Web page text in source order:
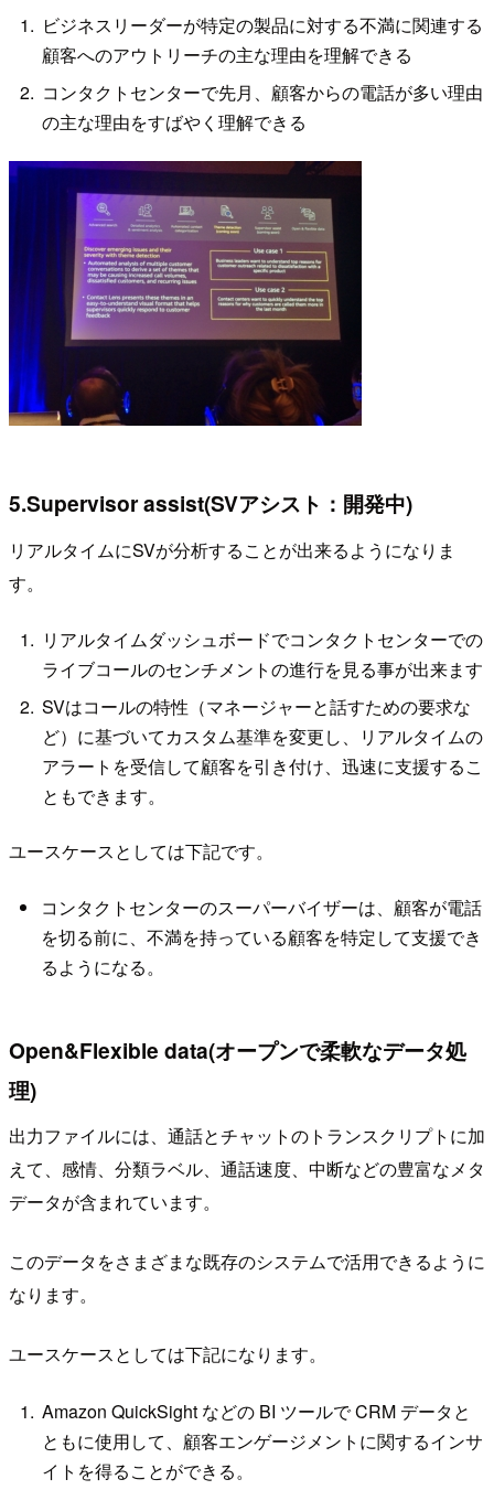
ビジネスリーダーが特定の製品に対する不満に関連する
顧客へのアウトリーチの主な理由を理解できる
コンタクトセンターで先月、顧客からの電話が多い理由
の主な理由をすばやく理解できる
5.Supervisor assist(SVアシスト：開発中)
リアルタイムにSVが分析することが出来るようになりま
す。
リアルタイムダッシュボードでコンタクトセンターでの
ライブコールのセンチメントの進行を見る事が出来ます
SVはコールの特性（マネージャーと話すための要求な
ど）に基づいてカスタム基準を変更し、リアルタイムの
アラートを受信して​​顧客を引き付け、迅速に支援するこ
ともできます。
ユースケースとしては下記です。
コンタクトセンターのスーパーバイザーは、顧客が電話
を切る前に、不満を持っている顧客を特定して支援でき
るようになる。
Open&Flexible data(オープンで柔軟なデータ処
理)
出力ファイルには、通話とチャットのトランスクリプトに加
えて、感情、分類ラベル、通話速度、中断などの豊富なメタ
データが含まれています。
このデータをさまざまな既存のシステムで活用できるように
なります。
ユースケースとしては下記になります。
Amazon QuickSight などの BI ツールで CRM データと
ともに使用して、顧客エンゲージメントに関するインサ
イトを得ることができる。